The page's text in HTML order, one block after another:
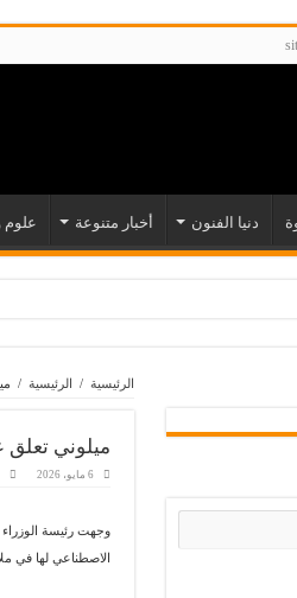
دنيا الفنون أخبار متنوعة علوم
الاصطناعي مصير آلاف العاملين فعلاً؟
الرئيسية / الرئيسية /
ميلوني تعلق
6 مايو، 2026
وجهت رئيسة الوزراء
الاصطناعي لها في